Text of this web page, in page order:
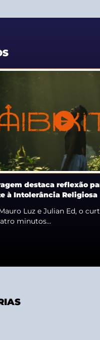
destaca reflexão
à Intolerância Religiosa
Luz e Julian Ed, o
minutos...